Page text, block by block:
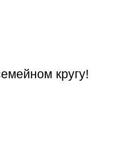
кругу!